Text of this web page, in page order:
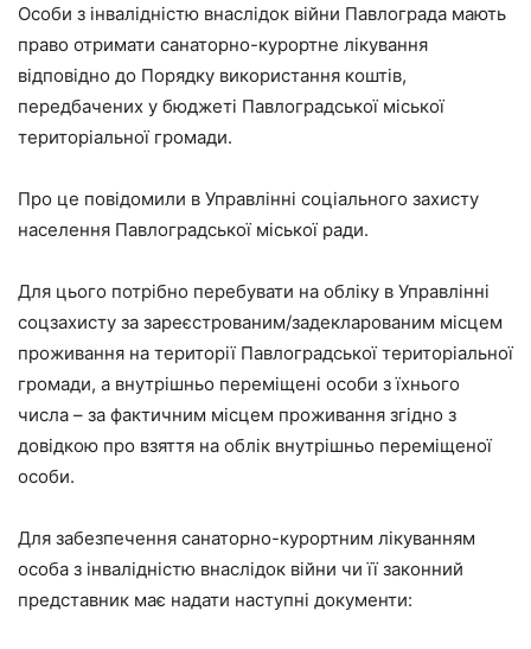
Особи з інвалідністю внаслідок війни Павлограда мають
право отримати санаторно-курортне лікування
відповідно до Порядку використання коштів,
передбачених у бюджеті Павлоградської міської
територіальної громади.
Про це повідомили в Управлінні соціального захисту
населення Павлоградської міської ради.
Для цього потрібно перебувати на обліку в Управлінні
соцзахисту за зареєстрованим/задекларованим місцем
проживання на території Павлоградської територіальної
громади, а внутрішньо переміщені особи з їхнього
числа – за фактичним місцем проживання згідно з
довідкою про взяття на облік внутрішньо переміщеної
особи.
Для забезпечення санаторно-курортним лікуванням
особа з інвалідністю внаслідок війни чи її законний
представник має надати наступні документи: